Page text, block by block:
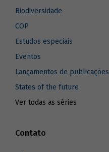
Biodiversidade
COP
Estudos especiais
Eventos
Lançamentos de publicações
States of the future
Ver todas as séries
Contato